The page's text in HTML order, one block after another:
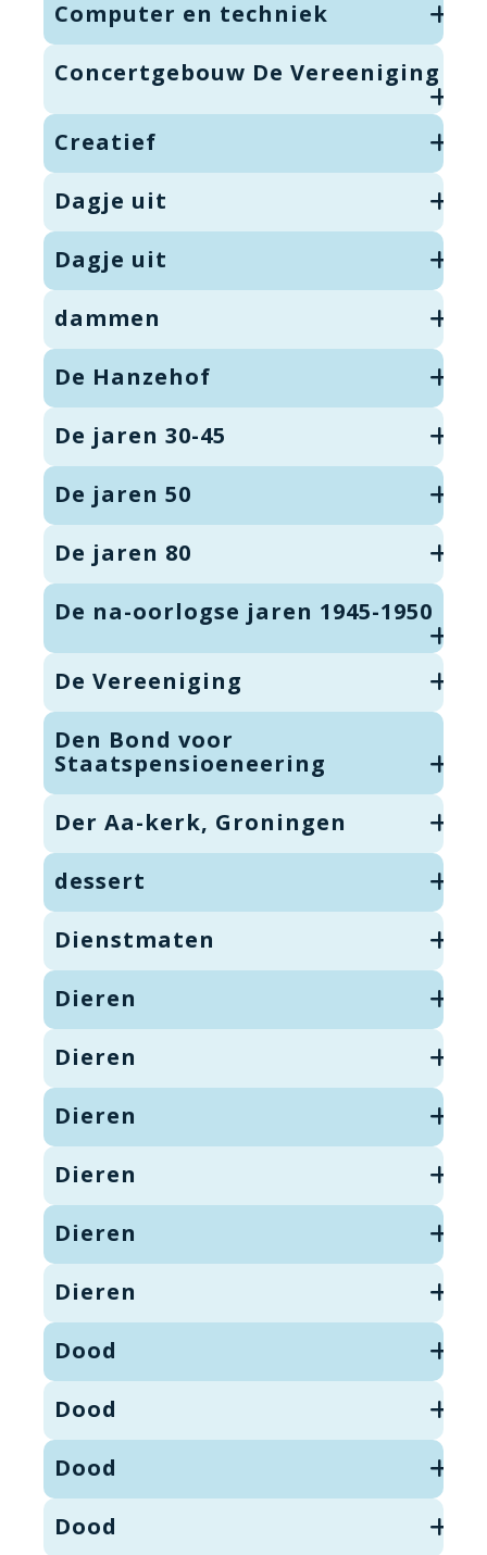
Computer en techniek
Concertgebouw De Vereeniging
Creatief
Dagje uit
Dagje uit
dammen
De Hanzehof
De jaren 30-45
De jaren 50
De jaren 80
De na-oorlogse jaren 1945-1950
De Vereeniging
Den Bond voor
Staatspensioeneering
Der Aa-kerk, Groningen
dessert
Dienstmaten
Dieren
Dieren
Dieren
Dieren
Dieren
Dieren
Dood
Dood
Dood
Dood